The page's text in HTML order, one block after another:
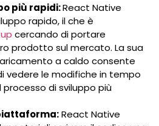
più rapidi:React Native
rapido, il che è
cercando di portare
prodotto sul mercato. La sua
a caldo consente
vedere le modifiche in tempo
processo di sviluppo più
React Native